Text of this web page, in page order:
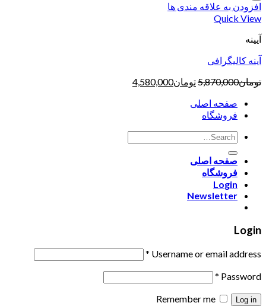
افزودن به علاقه مندی ها
Quick View
آیینه
آینه کالیگرافی
تومان5,870,000تومان4,580,000
صفحه اصلی
فروشگاه
صفحه اصلی
فروشگاه
Login
Newsletter
Login
Username or email address
*
Password
*
Log in
Remember me